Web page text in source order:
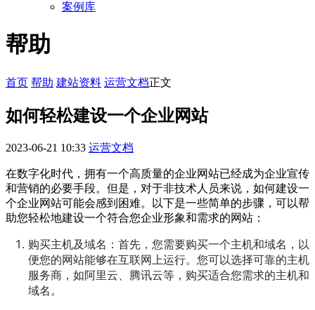
案例库
帮助
首页 帮助 建站资料 运营文档正文
如何轻松建设一个企业网站
2023-06-21 10:33 运营文档
在数字化时代，拥有一个高质量的企业网站已经成为企业宣传
和营销的必要手段。但是，对于非技术人员来说，如何建设一
个企业网站可能会感到困难。以下是一些简单的步骤，可以帮
助您轻松地建设一个符合您企业形象和需求的网站：
购买主机及域名：首先，您需要购买一个主机和域名，以
便您的网站能够在互联网上运行。您可以选择可靠的主机
服务商，如阿里云、腾讯云等，购买适合您需求的主机和
域名。